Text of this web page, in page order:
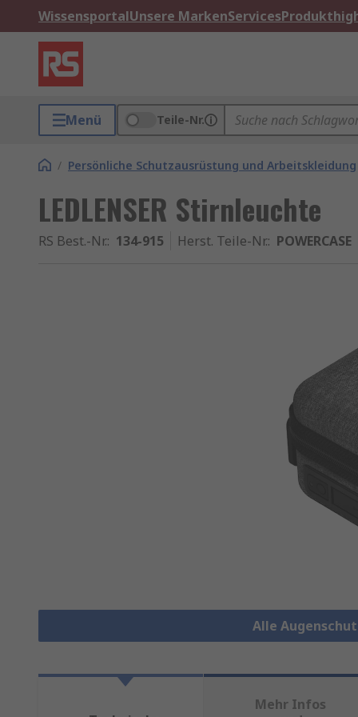
WissensportalUnsere MarkenServices
Menü Teile-Nr.
/ Persönliche Schutzausrüstung und Arbeitskleidung
LEDLENSER Stirnleuchte
RS Best.-Nr.: 134-915 Herst. Teile-Nr.: POWERCASE
Alle
Mehr Infos